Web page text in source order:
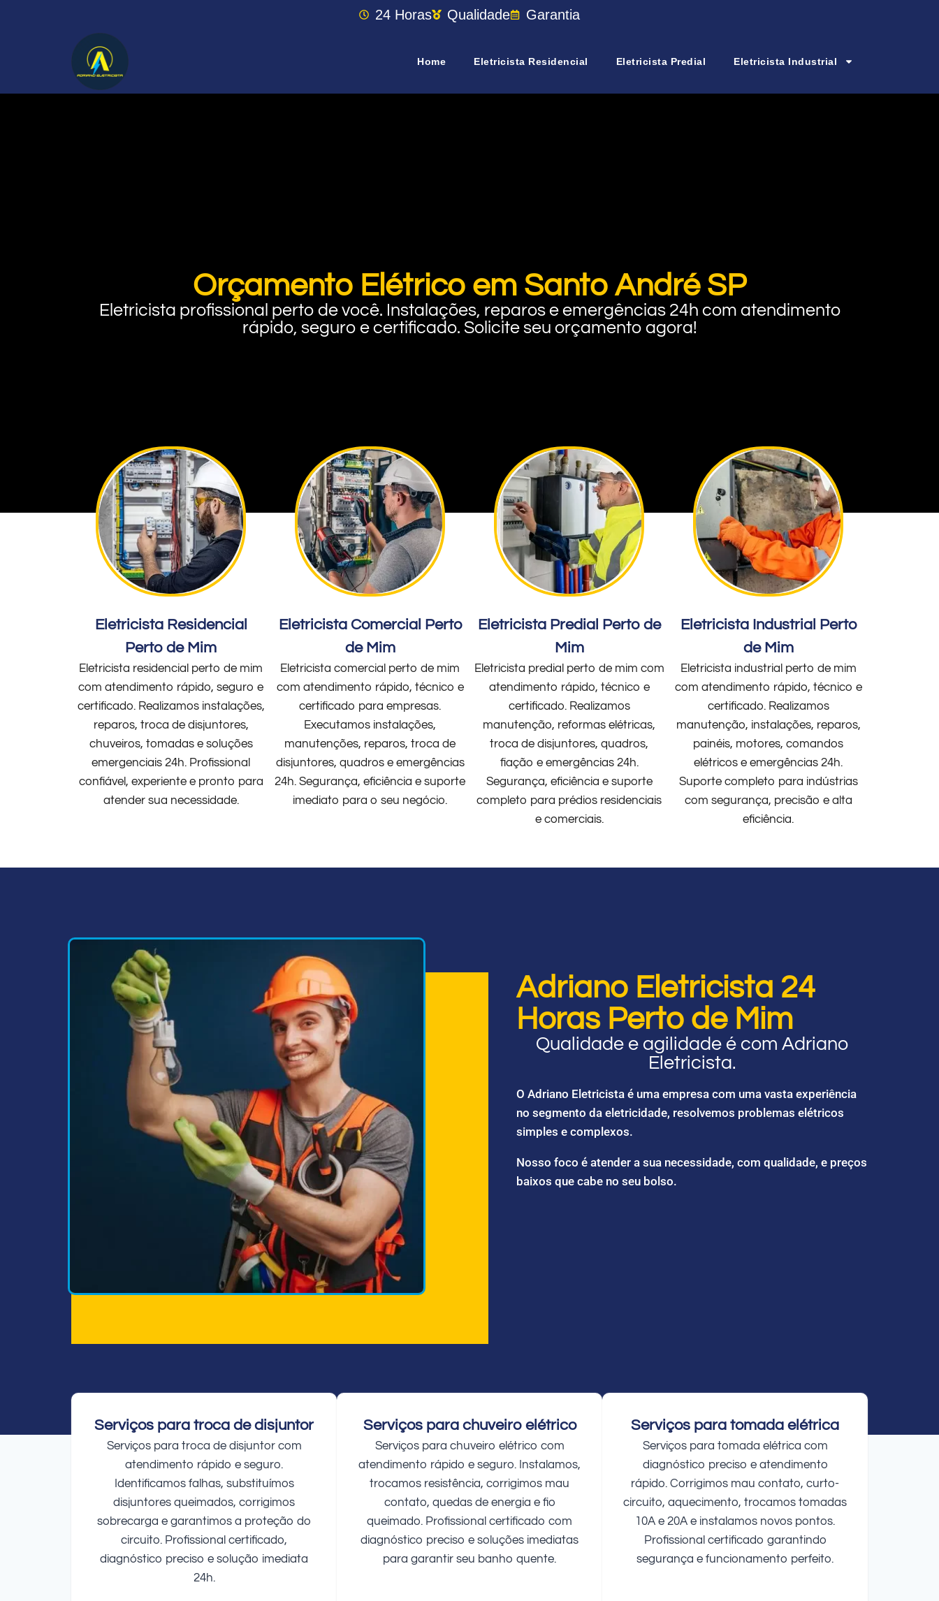
24 Horas Qualidade Garantia
Home Eletricista Residencial Eletricista Predial Eletricista Industrial
Orçamento Elétrico em Santo André SP
Eletricista profissional perto de você. Instalações, reparos e emergências 24h com atendimento
rápido, seguro e certificado. Solicite seu orçamento agora!
Eletricista Residencial
Perto de Mim
Eletricista residencial perto de mim
com atendimento rápido, seguro e
certificado. Realizamos instalações,
reparos, troca de disjuntores,
chuveiros, tomadas e soluções
emergenciais 24h. Profissional
confiável, experiente e pronto para
atender sua necessidade.
Eletricista Comercial Perto
de Mim
Eletricista comercial perto de mim
com atendimento rápido, técnico e
certificado para empresas.
Executamos instalações,
manutenções, reparos, troca de
disjuntores, quadros e emergências
24h. Segurança, eficiência e suporte
imediato para o seu negócio.
Eletricista Predial Perto de
Mim
Eletricista predial perto de mim com
atendimento rápido, técnico e
certificado. Realizamos
manutenção, reformas elétricas,
troca de disjuntores, quadros,
fiação e emergências 24h.
Segurança, eficiência e suporte
completo para prédios residenciais
e comerciais.
Eletricista Industrial Perto
de Mim
Eletricista industrial perto de mim
com atendimento rápido, técnico e
certificado. Realizamos
manutenção, instalações, reparos,
painéis, motores, comandos
elétricos e emergências 24h.
Suporte completo para indústrias
com segurança, precisão e alta
eficiência.
Adriano Eletricista 24
Horas Perto de Mim
Qualidade e agilidade é com Adriano
Eletricista.
O Adriano Eletricista é uma empresa com uma vasta experiência
no segmento da eletricidade, resolvemos problemas elétricos
simples e complexos.
Nosso foco é atender a sua necessidade, com qualidade, e preços
baixos que cabe no seu bolso.
Serviços para troca de disjuntor
Serviços para troca de disjuntor com
atendimento rápido e seguro.
Identificamos falhas, substituímos
disjuntores queimados, corrigimos
sobrecarga e garantimos a proteção do
circuito. Profissional certificado,
diagnóstico preciso e solução imediata
24h.
Serviços para chuveiro elétrico
Serviços para chuveiro elétrico com
atendimento rápido e seguro. Instalamos,
trocamos resistência, corrigimos mau
contato, quedas de energia e fio
queimado. Profissional certificado com
diagnóstico preciso e soluções imediatas
para garantir seu banho quente.
Serviços para tomada elétrica
Serviços para tomada elétrica com
diagnóstico preciso e atendimento
rápido. Corrigimos mau contato, curto-
circuito, aquecimento, trocamos tomadas
10A e 20A e instalamos novos pontos.
Profissional certificado garantindo
segurança e funcionamento perfeito.